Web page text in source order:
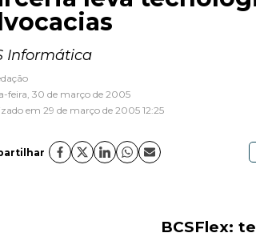
Informática
feira, 30 de março de 2005
em 29 de março de 2005 12:25
BCSFlex: